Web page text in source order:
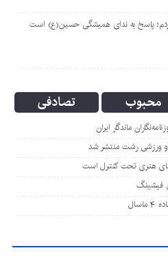
پاسخ به ندای همیشگی حسین(ع) است
محبوب تصادفی
ماندگار ایران
ورزشی رشت منتشر شد
هنری تحت کنترل است
فيشينگ